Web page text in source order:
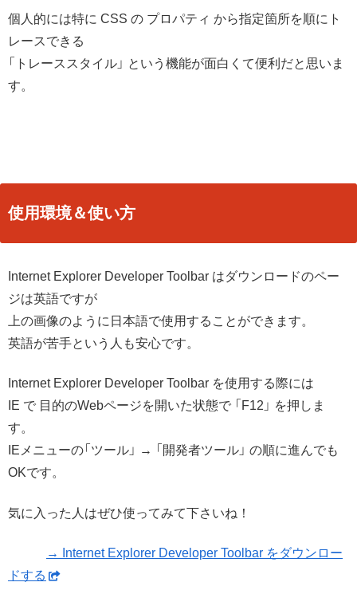
個人的には特に CSS の プロパティ から指定箇所を順にト
レースできる
「トレーススタイル」 という機能が面白くて便利だと思いま
す。
使用環境＆使い方
Internet Explorer Developer Toolbar はダウンロードのペー
ジは英語ですが
上の画像のように日本語で使用することができます。
英語が苦手という人も安心です。
Internet Explorer Developer Toolbar を使用する際には
IE で 目的のWebページを開いた状態で 「F12」 を押しま
す。
IEメニューの「ツール」 → 「開発者ツール」 の順に進んでも
OKです。
気に入った人はぜひ使ってみて下さいね！
→ Internet Explorer Developer Toolbar をダウンロー
ドする